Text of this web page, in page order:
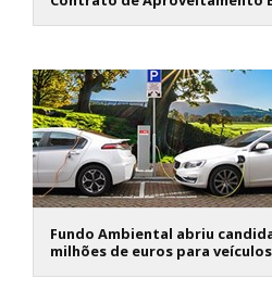
Fundo Ambiental abriu
milhões de euros para